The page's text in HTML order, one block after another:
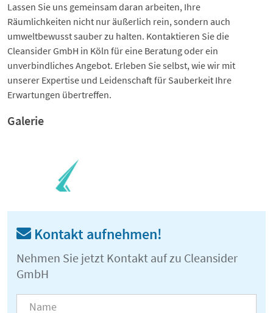
Lassen Sie uns gemeinsam daran arbeiten, Ihre
Räumlichkeiten nicht nur äußerlich rein, sondern auch
umweltbewusst sauber zu halten. Kontaktieren Sie die
Cleansider GmbH in Köln für eine Beratung oder ein
unverbindliches Angebot. Erleben Sie selbst, wie wir mit
unserer Expertise und Leidenschaft für Sauberkeit Ihre
Erwartungen übertreffen.
Galerie
Kontakt aufnehmen!
Nehmen Sie jetzt Kontakt auf zu Cleansider
GmbH